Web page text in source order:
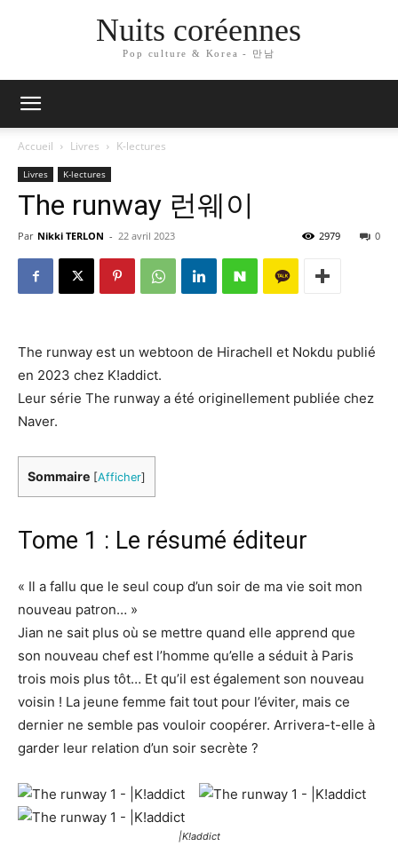
Nuits coréennes
Pop culture & Korea - 만남
Accueil Livres K-lectures
Livres K-lectures
The runway 런웨이
Par Nikki TERLON - 22 avril 2023 0
2979
The runway est un webtoon de Hirachell et Nokdu publié
en 2023 chez K!addict.
Leur série The runway a été originellement publiée chez
Naver.
Sommaire [Afficher]
Tome 1 : Le résumé éditeur
« Il a fallu que le seul coup d’un soir de ma vie soit mon
nouveau patron… »
Jian ne sait plus où se mettre quand elle apprend que
son nouveau chef est l’homme qu’elle a séduit à Paris
trois mois plus tôt… Et qu’il est également son nouveau
voisin ! La jeune femme fait tout pour l’éviter, mais ce
dernier ne semble pas vouloir coopérer. Arrivera-t-elle à
garder leur relation d’un soir secrète ?
|K!addict